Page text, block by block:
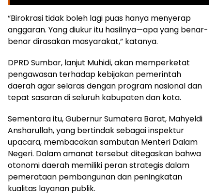
“Birokrasi tidak boleh lagi puas hanya menyerap
anggaran. Yang diukur itu hasilnya—apa yang benar-
benar dirasakan masyarakat,” katanya.
DPRD Sumbar, lanjut Muhidi, akan memperketat
pengawasan terhadap kebijakan pemerintah
daerah agar selaras dengan program nasional dan
tepat sasaran di seluruh kabupaten dan kota.
Sementara itu, Gubernur Sumatera Barat, Mahyeldi
Ansharullah, yang bertindak sebagai inspektur
upacara, membacakan sambutan Menteri Dalam
Negeri. Dalam amanat tersebut ditegaskan bahwa
otonomi daerah memiliki peran strategis dalam
pemerataan pembangunan dan peningkatan
kualitas layanan publik.